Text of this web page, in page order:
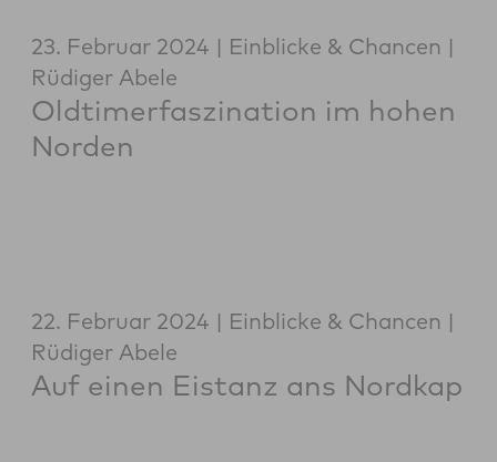
23. Februar 2024
Einblicke & Chancen
Rüdiger Abele
Oldtimerfaszination im hohen
Norden
22. Februar 2024
Einblicke & Chancen
Rüdiger Abele
Auf einen Eistanz ans Nordkap